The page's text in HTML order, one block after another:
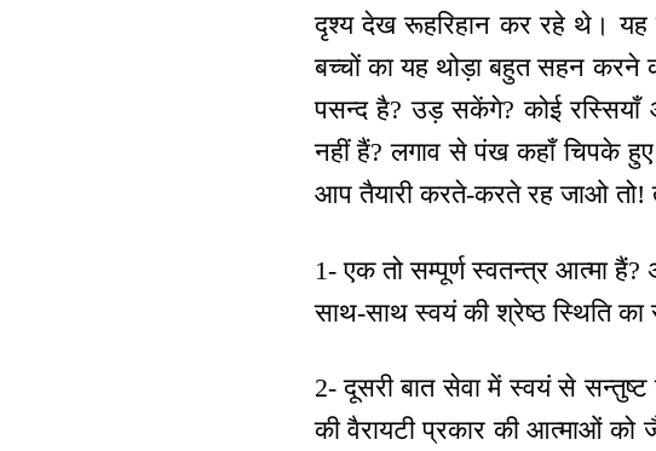
दृश्य देख रूहरिहान कर रहे थे। यह
बच्चों का यह थोड़ा बहुत सहन
पसन्द है? उड़ सकेंगे? कोई रस्सियाँ
नहीं हैं? लगाव से पंख कहाँ चिपके हुए
आप तैयारी करते-करते रह जाओ तो!
1- एक तो सम्पूर्ण स्वतन्‍त्र आत्मा
साथ-साथ स्वयं की श्रेष्ठ स्थिति का
2- दूसरी बात सेवा में स्वयं से सन्तुष्ट
की वैरायटी प्रकार की आत्माओं को